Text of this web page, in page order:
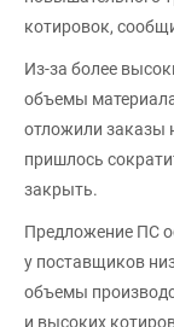
котировок,
Из-за более
объемы
отложили заказы
пришлось
закрыть.
Предложение ПС
у поставщиков
объемы
и высоких